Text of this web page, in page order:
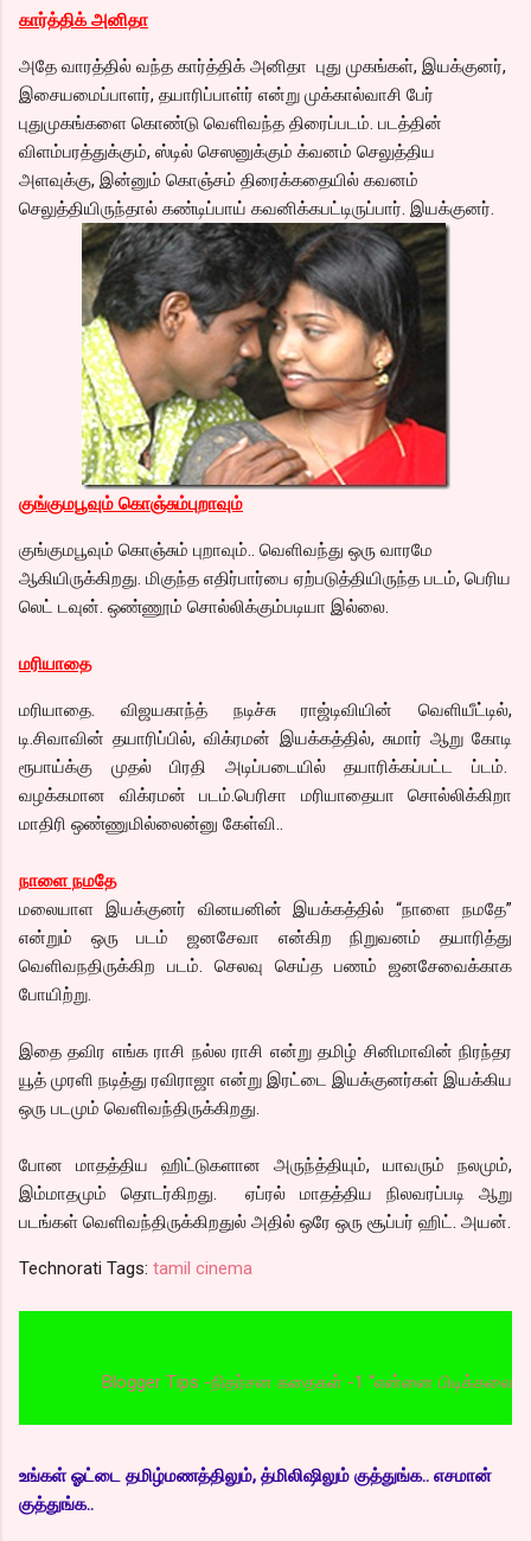
கார்த்திக் அனிதா
அதே வாரத்தில் வந்த கார்த்திக் அனிதா புது முகங்கள், இயக்குனர்,
இசையமைப்பாளர், தயாரிப்பாள்ர் என்று முக்கால்வாசி பேர்
புதுமுகங்களை கொண்டு வெளிவந்த திரைப்படம். படத்தின்
விளம்பரத்துக்கும், ஸ்டில் செஸனுக்கும் க்வனம் செலுத்திய
அளவுக்கு, இன்னும் கொஞ்சம் திரைக்கதையில் கவனம்
செலுத்தியிருந்தால் கண்டிப்பாய் கவனிக்கபட்டிருப்பார். இயக்குனர்.
குங்குமபூவும் கொஞ்சும்புறாவும்
குங்குமபூவும் கொஞ்சும் புறாவும்.. வெளிவந்து ஒரு வாரமே
ஆகியிருக்கிறது. மிகுந்த எதிர்பார்பை ஏற்படுத்தியிருந்த படம், பெரிய
லெட் டவுன். ஒண்ணூம் சொல்லிக்கும்படியா இல்லை.
மரியாதை
மரியாதை. விஜயகாந்த் நடிச்சு ராஜ்டிவியின் வெளியீட்டில்,
டி.சிவாவின் தயாரிப்பில், விக்ரமன் இயக்கத்தில், சுமார் ஆறு கோடி
ரூபாய்க்கு முதல் பிரதி அடிப்படையில் தயாரிக்கப்பட்ட ப்டம்.
வழக்கமான விக்ரமன் படம்.பெரிசா மரியாதையா சொல்லிக்கிறா
மாதிரி ஒண்ணுமில்லைன்னு கேள்வி..
நாளை நமதே
மலையாள இயக்குனர் வினயனின் இயக்கத்தில் “நாளை நமதே”
என்றும் ஒரு படம் ஜனசேவா என்கிற நிறுவனம் தயாரித்து
வெளிவநதிருக்கிற படம். செலவு செய்த பணம் ஜனசேவைக்காக
போயிற்று.
இதை தவிர எங்க ராசி நல்ல ராசி என்று தமிழ் சினிமாவின் நிரந்தர
யூத் முரளி நடித்து ரவிராஜா என்று இரட்டை இயக்குனர்கள் இயக்கிய
ஒரு படமும் வெளிவந்திருக்கிறது.
போன மாதத்திய ஹிட்டுகளான அருந்த்தியும், யாவரும் நலமும்,
இம்மாதமும் தொடர்கிறது. ஏப்ரல் மாதத்திய நிலவரப்படி ஆறு
படங்கள் வெளிவந்திருக்கிறதுல் அதில் ஒரே ஒரு சூப்பர் ஹிட். அயன்.
Technorati Tags: tamil cinema
Blogger Tips -நிதர்சன கதைகள் -1 “என்னை பிடிக்கலையா” வை
உங்கள் ஓட்டை தமிழ்மணத்திலும், த்மிலிஷிலும் குத்துங்க.. எசமான்
குத்துங்க..